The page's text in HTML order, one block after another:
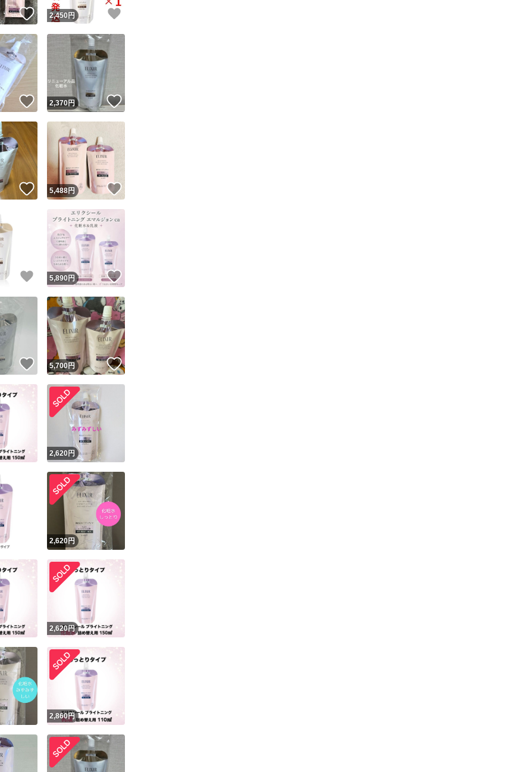
績◯+ このユーザーは他フリマサービスでの取引実績があります
送
に基づく表示であり、発送を保証しているものではありません
心発送
このユーザーは高頻度で24時間以内＆設定した発送日数内に発送してい
ます
このユーザーは高頻度で24時間以内に発送しています
このユーザーは設定した発送日数内に発送しています
出品ページへ
キャンセル
いいね！
2,450 円
いいね！
2,370円 いいね！
いいね！
5,488円
いいね！
5,890円
いいね！
5,700円 いいね！
2,620円
2,620円
2,620円
2,860円